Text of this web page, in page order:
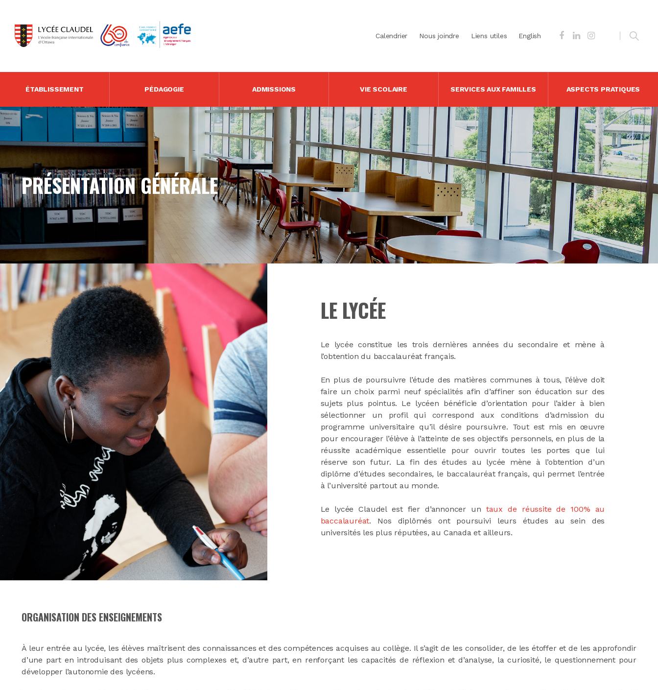
ÉTABLISSEMENT PÉDAGOGIE ADMISSIONS VIE SCOLAIRE SERVICES AUX FAMILLES ASPECTS PRATIQUES
Calendrier Nous joindre Liens utiles English
PRÉSENTATION GÉNÉRALE
LE LYCÉE
Le lycée constitue les trois dernières années du secondaire et mène à
l’obtention du baccalauréat français.
En plus de poursuivre l’étude des matières communes à tous, l’élève doit
faire un choix parmi neuf spécialités afin d’affiner son éducation sur des
sujets plus pointus. Le lycéen bénéficie d’orientation pour l’aider à bien
sélectionner un profil qui correspond aux conditions d’admission du
programme universitaire qu’il désire poursuivre. Tout est mis en œuvre
pour encourager l’élève à l’atteinte de ses objectifs personnels, en plus de la
réussite académique essentielle pour ouvrir toutes les portes que lui
réserve son futur. La fin des études au lycée mène à l’obtention d’un
diplôme d’études secondaires, le baccalauréat français, qui permet l’entrée
à l’université partout au monde.
Le lycée Claudel est fier d’annoncer un taux de réussite de 100% au
baccalauréat. Nos diplômés ont poursuivi leurs études au sein des
universités les plus réputées, au Canada et ailleurs.
ORGANISATION DES ENSEIGNEMENTS
À leur entrée au lycée, les élèves maîtrisent des connaissances et des compétences acquises au collège. Il s’agit de les consolider, de les étoffer et de les approfondir
d’une part en introduisant des objets plus complexes et, d’autre part, en renforçant les capacités de réflexion et d’analyse, la curiosité, le questionnement pour
développer l’autonomie des lycéens.